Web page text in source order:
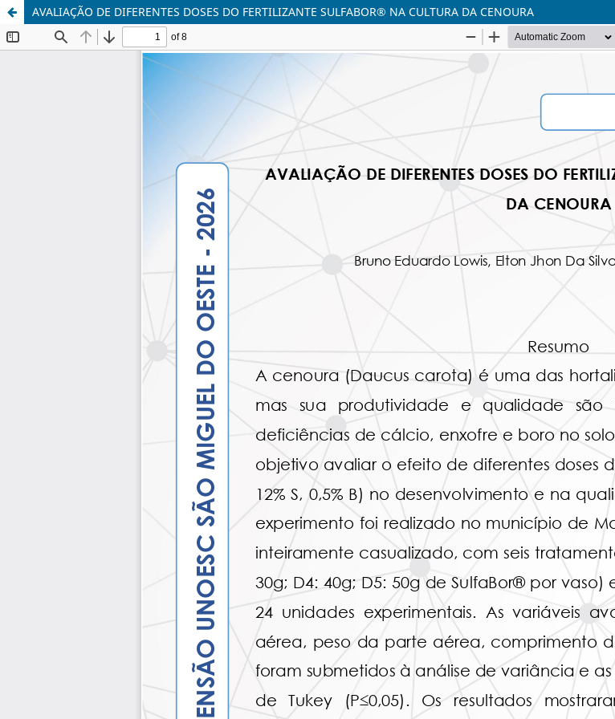
AVALIAÇÃO DE DIFERENTES DOSES DO FERTILIZANTE SULFABOR® NA CULTURA DA CENOURA